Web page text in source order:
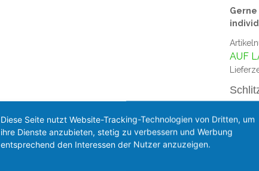
AUF
aus
Diese Seite nutzt Website-Tracking-Technologien von Dritten, um
ihre Dienste anzubieten, stetig zu verbessern und Werbung
entsprechend den Interessen der Nutzer anzuzeigen.